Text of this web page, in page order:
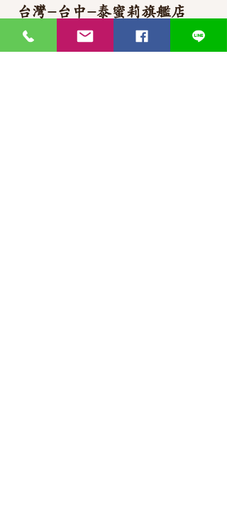
台灣-台中-泰蜜莉旗艦店
406台湾臺中市
北屯區東山路一段